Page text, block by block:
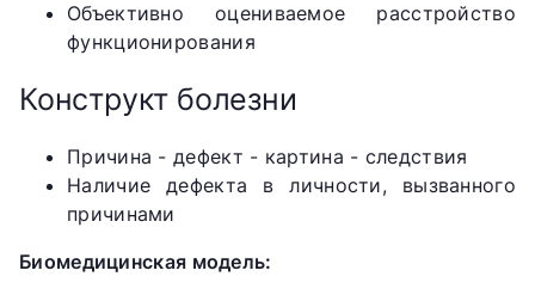
Объективно оцениваемое расстройство
функционирования
Конструкт болезни
Причина - дефект - картина - следствия
Наличие дефекта в личности, вызванного
причинами
Биомедицинская модель: